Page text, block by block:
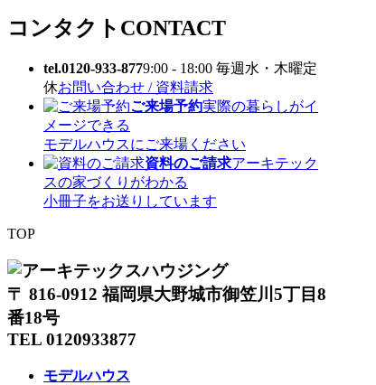
コンタクト CONTACT
tel.0120-933-8779:00 - 18:00 毎週水・木曜定
休お問い合わせ / 資料請求
ご来場予約実際の暮らしがイ
メージできる
モデルハウスにご来場ください
資料のご請求アーキテック
スの家づくりがわかる
小冊子をお送りしています
TOP
〒 816-0912 福岡県大野城市御笠川5丁目8
番18号
TEL 0120933877
モデルハウス